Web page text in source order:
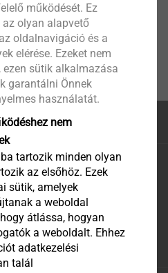
és Tanácsadó Kft.
Leshegy út 16.
működését. Ez
olyan alapvető
oldalnavigáció és a
elérése. Ezeket nem
ezen sütik alkalmazása
garantálni Önnek
használatát.
nem
tartozik minden olyan
az elsőhöz. Ezek
sütik, amelyek
a weboldal
átlássa, hogyan
a weboldalt. Ehhez
adatkezelési
talál